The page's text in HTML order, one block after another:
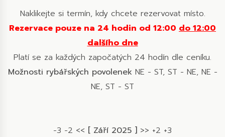
Naklikejte si termín, kdy chcete rezervovat místo.
Rezervace pouze na 24 hodin od 12:00 do 12:00
dalšího dne
Platí se za každých započatých 24 hodín dle ceníku.
Možnosti rybářských povolenekNE - ST, ST - NE, NE -
NE, ST - ST
-3 -2 << [ Září 2025 ] >> +2 +3